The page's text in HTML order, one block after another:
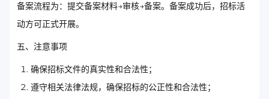
备案流程为：提交备案材料→审核→备案。备案成功后，招标活
动方可正式开展。
五、注意事项
确保招标文件的真实性和合法性；
遵守相关法律法规，确保招标的公正性和合法性；